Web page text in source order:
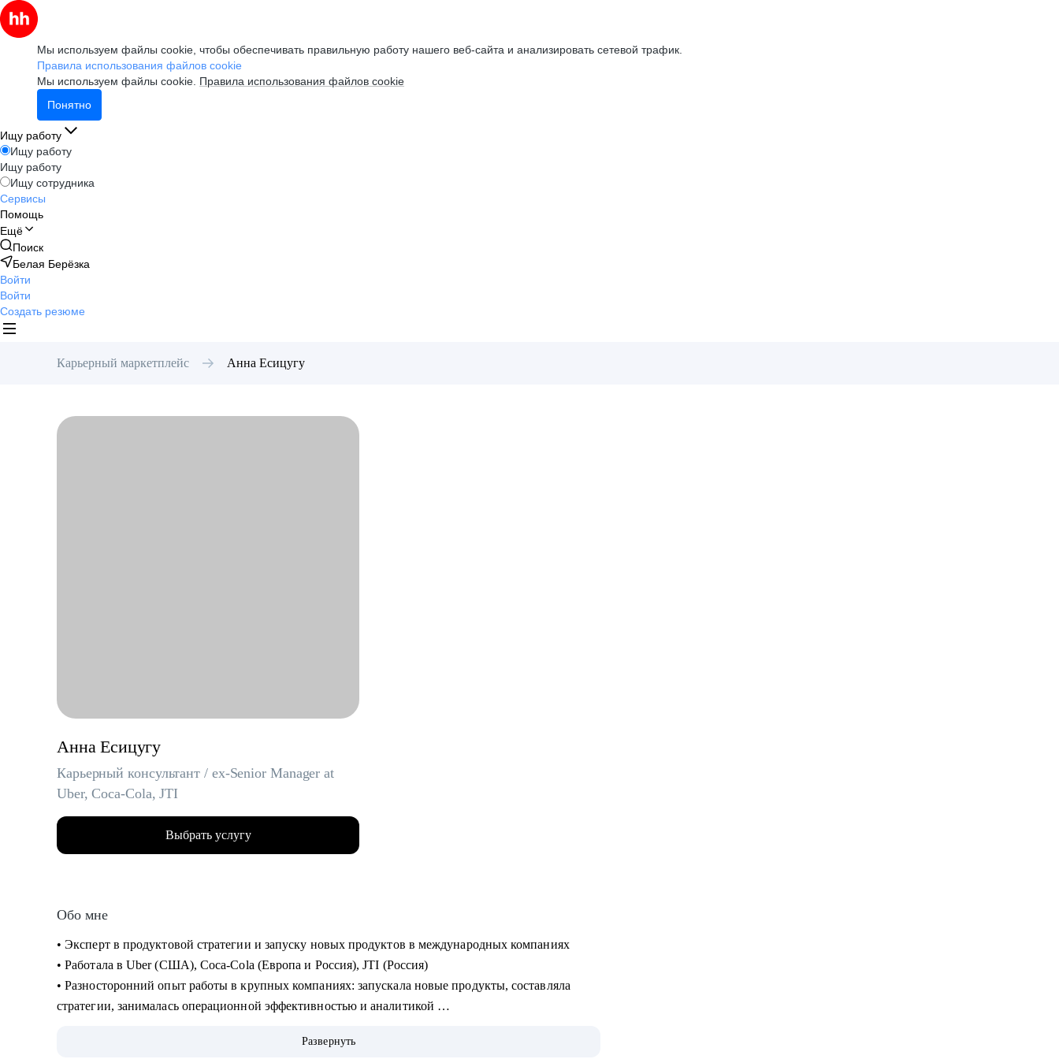
Мы используем файлы cookie, чтобы обеспечивать правильную работу нашего веб-сайта и анализировать сетевой трафик.
Правила использования файлов cookie
Мы используем файлы cookie. Правила использования файлов cookie
Понятно
Ищу работу
Ищу работу
Ищу работу
Ищу сотрудника
Сервисы
Помощь
Ещё
Поиск
Белая Берёзка
Войти
Войти
Создать резюме
Карьерный маркетплейс Анна Есицугу
Анна Есицугу
Карьерный консультант / ex-Senior Manager at
Uber, Coca-Cola, JTI
Выбрать услугу
Обо мне
• Эксперт в продуктовой стратегии и запуску новых продуктов в международных компаниях
• Работала в Uber (США), Coca-Cola (Европа и Россия), JTI (Россия)
• Разносторонний опыт работы в крупных компаниях: запускала новые продукты, составляла
стратегии, занималась операционной эффективностью и аналитикой
дарксторов для линии косметики Дженнифер Энистон на Uber Eats
Развернуть